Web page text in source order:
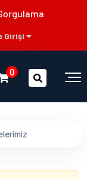
Girişi
0